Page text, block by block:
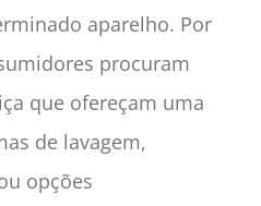
aparelho. Por
procuram
que ofereçam uma
de lavagem,
opções